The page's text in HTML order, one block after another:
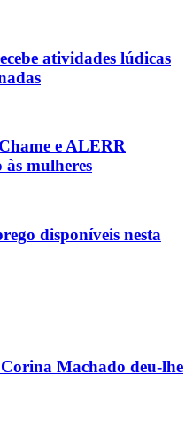
atividades lúdicas
e ALERR
às mulheres
disponíveis nesta
Machado deu-lhe